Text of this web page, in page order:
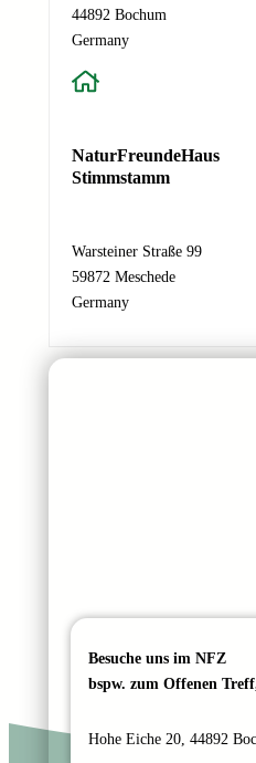
i
c
t
M
l
-
A
r
Absenden
44892 Bochum
Germany
NaturFreundeHaus
Stimmstamm
Warsteiner Straße 99
59872 Meschede
Germany
Besuche uns im NFZ
bspw. zum Offenen
Hohe Eiche 20, 44892